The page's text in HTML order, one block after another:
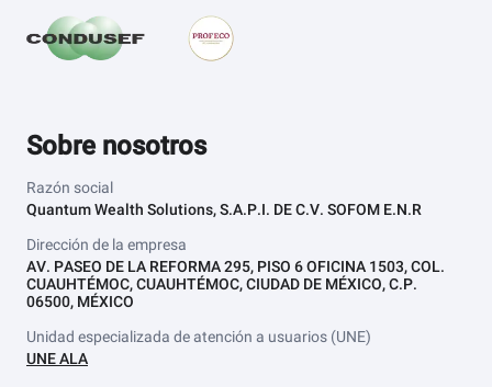
Sobre nosotros
Razón social
Quantum Wealth Solutions, S.A.P.I. DE C.V. SOFOM E.N.R
Dirección de la empresa
AV. PASEO DE LA REFORMA 295, PISO 6 OFICINA 1503, COL.
CUAUHTÉMOC, CUAUHTÉMOC, CIUDAD DE MÉXICO, C.P.
06500, MÉXICO
Unidad especializada de atención a usuarios (UNE)
UNE ALA